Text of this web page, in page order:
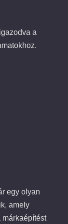
a
egy olyan
amely
márkaépítést